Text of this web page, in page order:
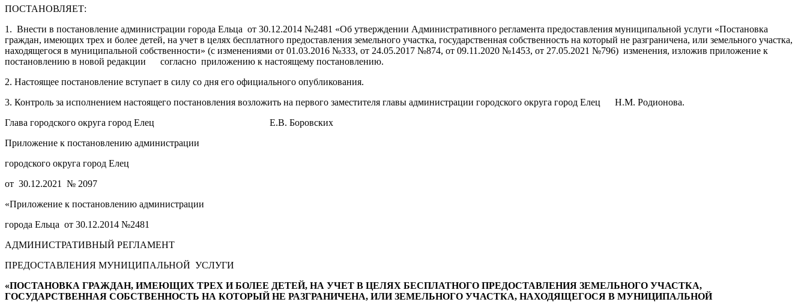
ПОСТАНОВЛЯЕТ:
1. Внести в постановление администрации города Ельца от 30.12.2014 №2481 «Об утверждении Административного регламента предоставления муниципальной услуги «Постановка
граждан, имеющих трех и более детей, на учет в целях бесплатного предоставления земельного участка, государственная собственность на который не разграничена, или земельного участка,
находящегося в муниципальной собственности» (с изменениями от 01.03.2016 №333, от 24.05.2017 №874, от 09.11.2020 №1453, от 27.05.2021 №796) изменения, изложив приложение к
постановлению в новой редакции согласно приложению к настоящему постановлению.
2. Настоящее постановление вступает в силу со дня его официального опубликования.
3. Контроль за исполнением настоящего постановления возложить на первого заместителя главы администрации городского округа город Елец Н.М. Родионова.
Глава городского округа город Елец Е.В. Боровских
Приложение к постановлению администрации
городского округа город Елец
от 30.12.2021 № 2097
«Приложение к постановлению администрации
города Ельца от 30.12.2014 №2481
АДМИНИСТРАТИВНЫЙ РЕГЛАМЕНТ
ПРЕДОСТАВЛЕНИЯ МУНИЦИПАЛЬНОЙ УСЛУГИ
«ПОСТАНОВКА ГРАЖДАН, ИМЕЮЩИХ ТРЕХ И БОЛЕЕ ДЕТЕЙ, НА УЧЕТ В ЦЕЛЯХ БЕСПЛАТНОГО ПРЕДОСТАВЛЕНИЯ ЗЕМЕЛЬНОГО УЧАСТКА,
ГОСУДАРСТВЕННАЯ СОБСТВЕННОСТЬ НА КОТОРЫЙ НЕ РАЗГРАНИЧЕНА, ИЛИ ЗЕМЕЛЬНОГО УЧАСТКА, НАХОДЯЩЕГОСЯ В МУНИЦИПАЛЬНОЙ